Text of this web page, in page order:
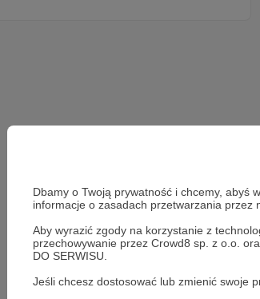
Dbamy o Twoją prywatność i chcemy, abyś
informacje o zasadach przetwarzania przez
Aby wyrazić zgody na korzystanie z
przechowywanie przez Crowd8 sp. z o.o.
DO SERWISU.
Jeśli chcesz dostosować lub zmienić swoje